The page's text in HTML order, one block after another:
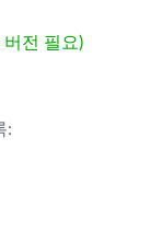
전 필요)
: